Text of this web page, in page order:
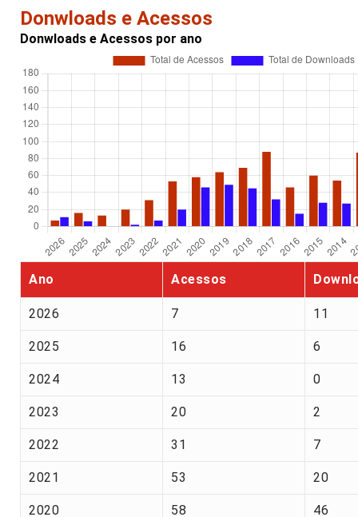
Donwloads e Acessos
Donwloads e Acessos por ano
Ano Acessos
2026 7 11
2025 16 6
2024 13 0
2023 20 2
2022 31 7
2021 53 20
2020 58 46